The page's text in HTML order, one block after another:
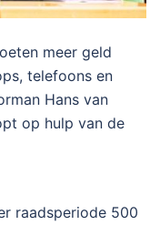
meer geld
telefoons en
Hans van
op hulp van de
raadsperiode 500